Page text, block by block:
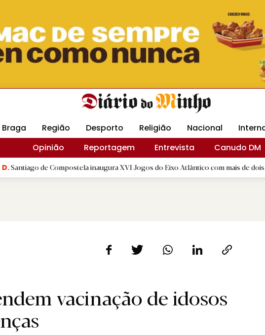
Revista Minha Gráfica DM Livraria DM
Braga Região Desporto Religião Nacional
Opinião
Reportagem Entrevista
Canudo DM
Compostela inaugura XVI Jogos do Eixo Atlântico com mais de dois mil atletas
vacinação de idosos